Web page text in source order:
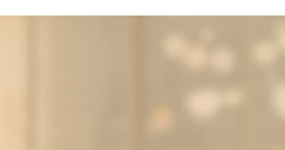
虫歯治療
歯周病治療
虫歯治療
歯周病治療
小児歯科